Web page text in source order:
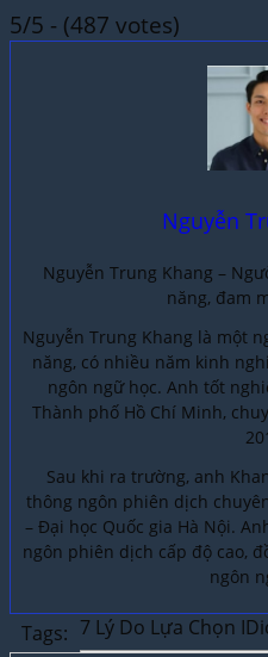
5/5 - (487 votes)
Nguyễn
Nguyễn Trung Khang –
năng, đam
Nguyễn Trung Khang là một
năng, có nhiều năm kinh
ngôn ngữ học. Anh tốt
Thành phố Hồ Chí Minh,
Sau khi ra trường, anh
thông ngôn phiên dịch
– Đại học Quốc gia Hà Nội.
ngôn phiên dịch cấp độ cao,
ngôn
Tags: 7 Lý Do Lựa Chọn